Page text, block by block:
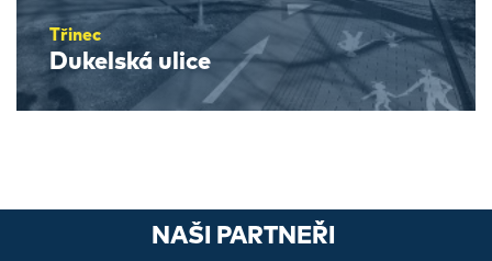
Třinec
Dukelská ulice
NAŠI PARTNEŘI